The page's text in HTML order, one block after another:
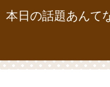
本日の話題あんて